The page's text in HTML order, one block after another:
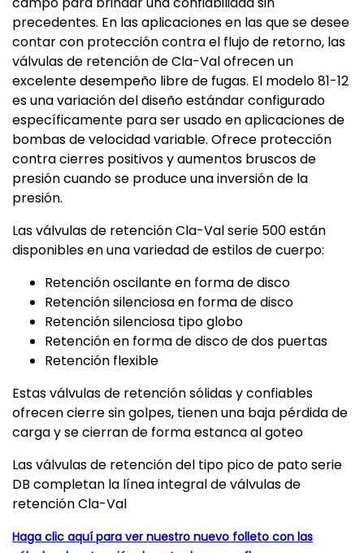
precedentes. En las aplicaciones en las que se desee
contar con protección contra el flujo de retorno, las
válvulas de retención de Cla-Val ofrecen un
excelente desempeño libre de fugas. El modelo 81-12
es una variación del diseño estándar configurado
específicamente para ser usado en aplicaciones de
bombas de velocidad variable. Ofrece protección
contra cierres positivos y aumentos bruscos de
presión cuando se produce una inversión de la
presión.
Las válvulas de retención Cla-Val serie 500 están
disponibles en una variedad de estilos de cuerpo:
Retención oscilante en forma de disco
Retención silenciosa en forma de disco
Retención silenciosa tipo globo
Retención en forma de disco de dos puertas
Retención flexible
Estas válvulas de retención sólidas y confiables
ofrecen cierre sin golpes, tienen una baja pérdida de
carga y se cierran de forma estanca al goteo
Las válvulas de retención del tipo pico de pato serie
DB completan la línea integral de válvulas de
retención Cla-Val
Haga clic aquí para ver nuestro nuevo folleto con las